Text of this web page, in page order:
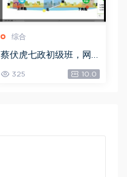
综合
蔡伏虎七政初级班，网
325 10.0